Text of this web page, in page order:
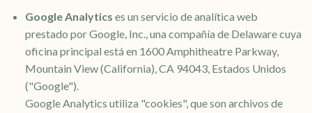
Google Analytics es un servicio de analítica web
prestado por Google, Inc., una compañía de Delaware cuya
oficina principal está en 1600 Amphitheatre Parkway,
Mountain View (California), CA 94043, Estados Unidos
("Google").
Google Analytics utiliza "cookies", que son archivos de